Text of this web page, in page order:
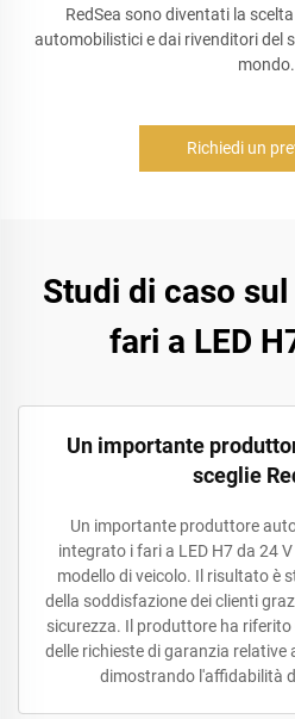
RedSea sono diventati la
automobilistici e dai rivenditori del
mondo.
Richiedi un
Studi di caso
fari a LED
Un importante
sceglie
Un importante produttore
integrato i fari a LED H7 da 24
modello di veicolo. Il risultato è
della soddisfazione dei clienti
sicurezza. Il produttore ha
delle richieste di garanzia relative
dimostrando l'affidabilità